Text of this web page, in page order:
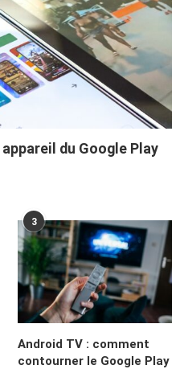
du Google Play
3
Android TV : comment
contourner le Google Play